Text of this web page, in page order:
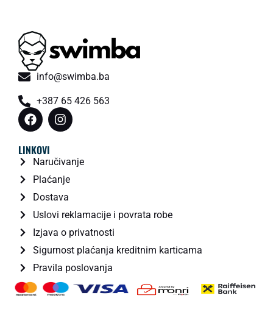
info@swimba.ba
+387 65 426 563
LINKOVI
Naručivanje
Plaćanje
Dostava
Uslovi reklamacije i povrata robe
Izjava o privatnosti
Sigurnost plaćanja kreditnim karticama
Pravila poslovanja